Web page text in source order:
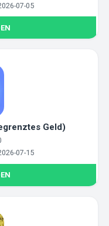
07-05
Geld)
07-15